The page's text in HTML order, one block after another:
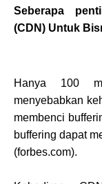
Seberapa
(CDN) Untuk
Hanya 100
menyebabkan
membenci
buffering dapat
(forbes.com).